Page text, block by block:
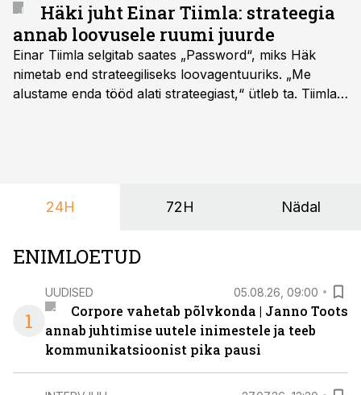
Häki juht Einar Tiimla: strateegia
annab loovusele ruumi juurde
Einar Tiimla selgitab saates „Password“, miks Häk
nimetab end strateegiliseks loovagentuuriks. „Me
alustame enda tööd alati strateegiast,“ ütleb ta. Tiimla
24H 72H Nädal
ENIMLOETUD
1
UUDISED 05.08.26, 09:00
Corpore vahetab põlvkonda | Janno Toots
annab juhtimise uutele inimestele ja teeb
kommunikatsioonist pika pausi